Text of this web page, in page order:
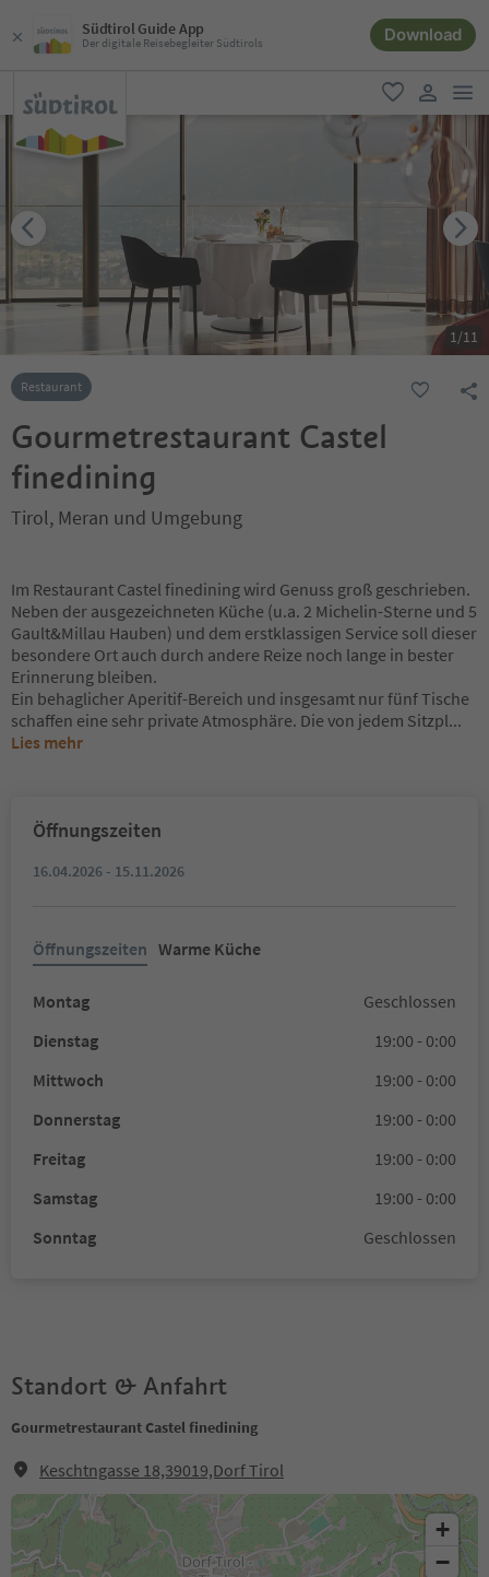
Südtirol Guide App
Der digitale Reisebegleiter Südtirols Download
favorit
user link
1/11
Restaurant
Gourmetrestaurant Castel
finedining
Tirol, Meran und Umgebung
Im Restaurant Castel finedining wird Genuss groß geschrieben.
Neben der ausgezeichneten Küche (u.a. 2 Michelin-Sterne und 5
Gault&Millau Hauben) und dem erstklassigen Service soll dieser
besondere Ort auch durch andere Reize noch lange in bester
Erinnerung bleiben.
Ein behaglicher Aperitif-Bereich und insgesamt nur fünf Tische
schaffen eine sehr private Atmosphäre. Die von jedem Sitzpl...
Lies mehr
Öffnungszeiten
16.04.2026 - 15.11.2026
Öffnungszeiten Warme Küche
Montag
Geschlossen
Dienstag
19:00 - 0:00
Mittwoch
19:00 - 0:00
Donnerstag
19:00 - 0:00
Freitag
19:00 - 0:00
Samstag
19:00 - 0:00
Sonntag
Geschlossen
Standort & Anfahrt
Gourmetrestaurant Castel finedining
Keschtngasse 18,39019,Dorf Tirol
+
−